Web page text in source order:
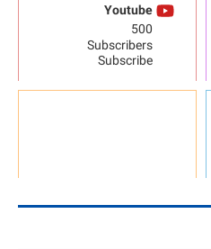
Youtube
500
Subscribers
Subscribe